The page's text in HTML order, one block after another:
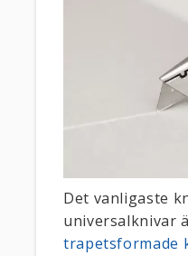
Det vanligaste
universalknivar
trapetsformade